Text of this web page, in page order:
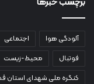
آلودگی هوا اجتماعی
فوتبال
محیط-زیست
کنگره ملی شهدای استان